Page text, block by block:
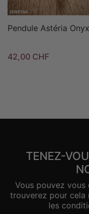
Pendule Astéria Onyx
42,00 CHF
TENEZ-
Vous pouvez vous
trouverez pour cela
les